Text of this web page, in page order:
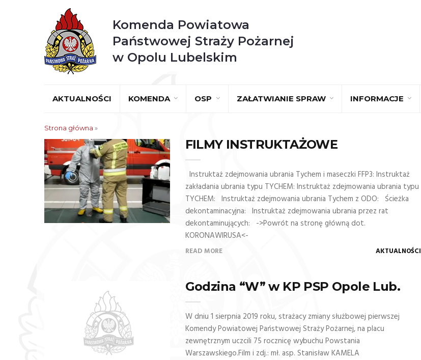
Komenda Powiatowa
Państwowej Straży Pożarnej
w Opolu Lubelskim
AKTUALNOŚCI KOMENDA OSP ZAŁATWIANIE SPRAW INFORMACJE
Strona główna »
FILMY INSTRUKTAŻOWE
Instruktaż zdejmowania ubrania Tychem i maseczki FFP3: Instruktaż
zakładania ubrania typu TYCHEM: Instruktaż zdejmowania ubrania typu
TYCHEM: Instruktaż zdejmowania ubrania Tychem z ODO: Ścieżka
dekontaminacyjna: Instruktaż zdejmowania ubrania przez rat
dekontaminujących: ->Powrót na stronę główną dot.
KORONAWIRUSA<-
READ MORE AKTUALNOŚCI
Godzina “W” w KP PSP Opole Lub.
W dniu 1 sierpnia 2019 roku, strażacy zmiany służbowej pierwszej
Komendy Powiatowej Państwowej Straży Pożarnej, na placu
zewnętrznym uczcili 75 rocznicę wybuchu Powstania
Warszawskiego.Film i zdj.: mł. asp. Stanisław KAMELA